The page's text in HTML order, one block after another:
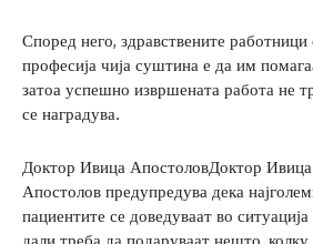
Според него, здравствените работници
професија чија суштина е да им
затоа успешно извршената работа не
се наградува.
Доктор Ивица АпостоловДоктор
Апостолов предупредува дека
пациентите се доведуваат во